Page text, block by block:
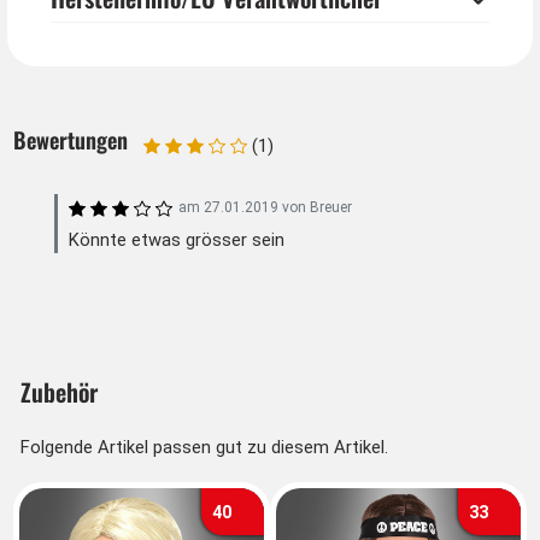
Flower Power pur für Ihr Hippie oder Hawaiiparty
Bewertungen (1)
am 27.01.2019 von Breuer
Könnte etwas grösser sein
Zubehör
Folgende Artikel passen gut zu diesem Artikel.
40 33